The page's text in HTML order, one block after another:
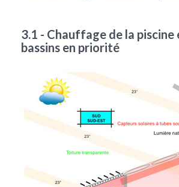
3.1 - Chauffage de la piscine
bassins en priorité